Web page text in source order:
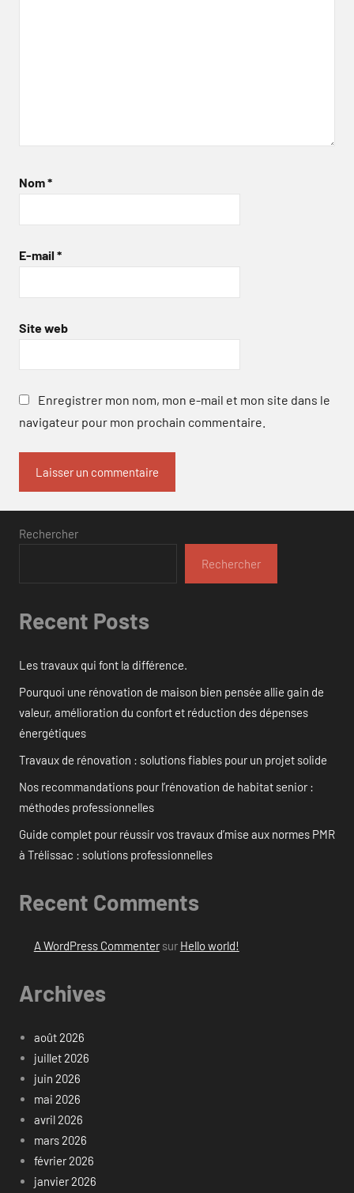
Nom*
E-mail *
Site web
Enregistrer mon nom, mon e-mail et mon site dans le
navigateur pour mon prochain commentaire.
Rechercher
Rechercher
Recent Posts
Les travaux qui font la différence.
Pourquoi une rénovation de maison bien pensée allie gain de
valeur, amélioration du confort et réduction des dépenses
énergétiques
Travaux de rénovation : solutions fiables pour un projet solide
Nos recommandations pour l’rénovation de habitat senior :
méthodes professionnelles
Guide complet pour réussir vos travaux d’mise aux normes PMR
à Trélissac : solutions professionnelles
Recent Comments
A WordPress Commentersur Hello world!
Archives
août 2026
juillet 2026
juin 2026
mai 2026
avril 2026
mars 2026
février 2026
janvier 2026